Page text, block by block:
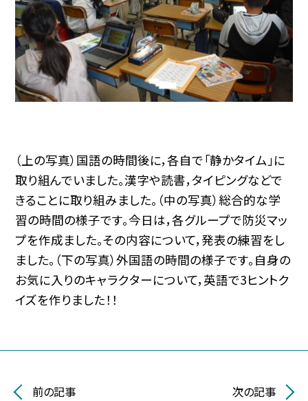
（上の写真）国語の時間後に，各自で「静かタイム」に
取り組んでいました。漢字や読書，タイピングなどで
きることに取り組みました。（中の写真）総合的な学
習の時間の様子です。今日は，各グループで防災マッ
プを作成ました。その内容について，発表の練習をし
ました。（下の写真）外国語の時間の様子です。自身の
お気に入りのキャラクターについて，英語で3ヒントク
イズを作りました！！
前の記事 次の記事